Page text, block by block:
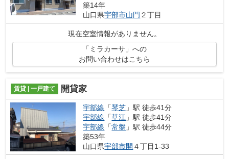
築14年
山口県宇部市山門 ２丁目
現在空室情報がありません。
「ミラカーサ」への
お問い合わせはこちら
賃貸 | 一戸建て 開貸家
宇部線 「琴芝 」駅 徒歩41分
宇部線 「草江 」駅 徒歩41分
宇部線 「常盤 」駅 徒歩44分
築53年
山口県宇部市開 ４丁目1-33